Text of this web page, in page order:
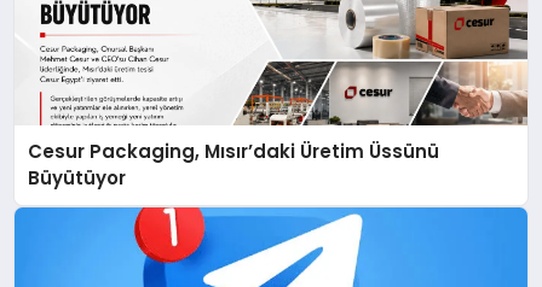
Cesur Packaging, Mısır’daki Üretim Üssünü
Büyütüyor